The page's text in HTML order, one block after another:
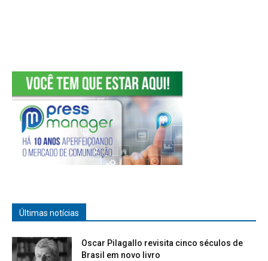
Últimas notícias
Oscar Pilagallo revisita cinco séculos de
Brasil em novo livro